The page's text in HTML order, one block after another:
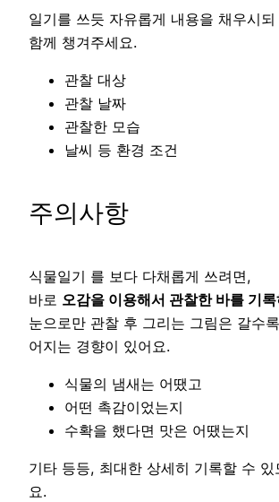
일기를 쓰듯 자유롭게 내용을 채우시
함께 챙겨주세요.
관찰 대상
관찰 날짜
관찰한 모습
날씨 등 환경 조건
주의사항
식물일기 를 보다 다채롭게 쓰려면,
바로 오감을 이용해서 관찰한 바를 기
눈으로만 관찰 후 그리는 그림은 갈수
어지는 경향이 있어요.
식물의 냄새는 어땠고
어떤 촉감이었는지
수확을 했다면 맛은 어땠는지
기타 등등, 최대한 상세히 기록할 수 있
요.